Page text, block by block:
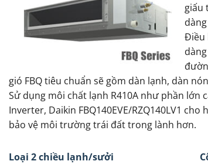
giấu
Điều
gió FBQ tiêu chuẩn sẽ gồm dàn lạnh, dàn
Sử dụng môi chất lạnh R410A như phần lớn
Inverter, Daikin FBQ140EVE/RZQ140LV1
bảo vệ môi trường trái đất trong lành hơn.
Loại 2 chiều lạnh/sưởi